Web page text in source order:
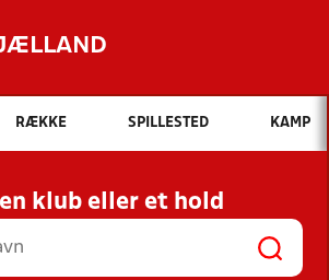
Hvad vil du søge efter?
INDHOLD OG NYHEDER
RESULTATER, KLUBBER OG
HOLD
RÆKKE SPILLESTED KAMP
en klub eller et hold